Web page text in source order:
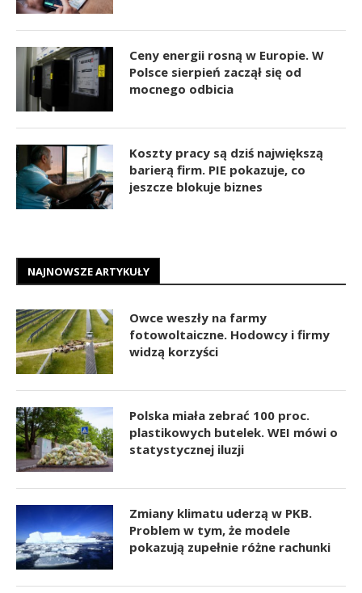
Ceny energii rosną w Europie. W
Polsce sierpień zaczął się od
mocnego odbicia
Koszty pracy są dziś największą
barierą firm. PIE pokazuje, co
jeszcze blokuje biznes
NAJNOWSZE ARTYKUŁY
Owce weszły na farmy
fotowoltaiczne. Hodowcy i firmy
widzą korzyści
Polska miała zebrać 100 proc.
plastikowych butelek. WEI mówi o
statystycznej iluzji
Zmiany klimatu uderzą w PKB.
Problem w tym, że modele
pokazują zupełnie różne rachunki